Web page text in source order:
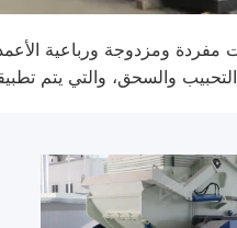
والسحق، والتي يتم